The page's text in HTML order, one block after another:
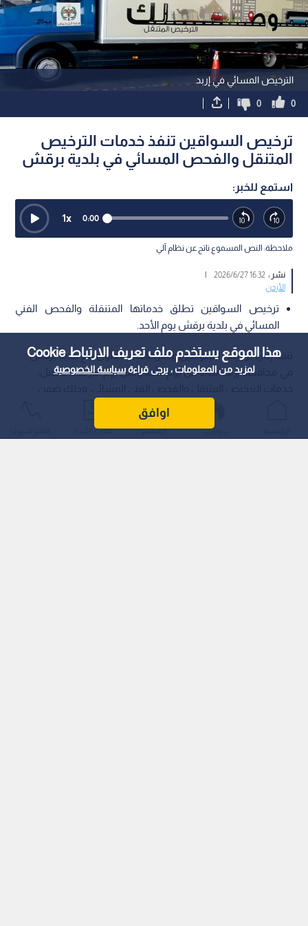
هذا الموقع يستخدم ملف تعريف الارتباط Cookie
لمزيد من المعلومات ، يرجى قراءةسياسة الخصوصية
اوافق
الترخيص المسائي في إربد
0
0
ترخيص السواقين تنفذ خدمات الترخيص
المتنقل والفحص المسائي في بلدية برقش
استمع للخبر:
0:00
1x
ملاحظة: النص المسموع ناتج عن نظام آلي
نشر :16:32 2026/6/27
|
الأردن
ترخيص السواقين تطلق خدماتها المتنقلة والفحص الفني
المسائي في بلدية برقش يوم الأحد.
تنفذ إدارة ترخيص السواقين والمركبات، بالتعاون مع بلدية برقش
في محافظة إربد، ابتداء من يوم الأحد وحتى يوم الأربعاء المقبل،
الخطوة إلى تقديم التسهيلات الميدانية للمواطنين والمقيمين في
المنطقة، بالاعتماد على أنظمة متطورة تقصر المسافات وتختصر
عواجل المباشر أحدث الأخبار